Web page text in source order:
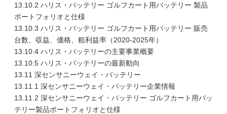
13.10.2 ハリス・バッテリー ゴルフカート用バッテリー 製品
ポートフォリオと仕様
13.10.3 ハリス・バッテリー ゴルフカート用バッテリー 販売
台数、収益、価格、粗利益率（2020-2025年）
13.10.4 ハリス・バッテリーの主要事業概要
13.10.5 ハリス・バッテリーの最新動向
13.11 深センサニーウェイ・バッテリー
13.11.1 深センサニーウェイ・バッテリー企業情報
13.11.2 深センサニーウェイ・バッテリー ゴルフカート用バッ
テリー製品ポートフォリオと仕様